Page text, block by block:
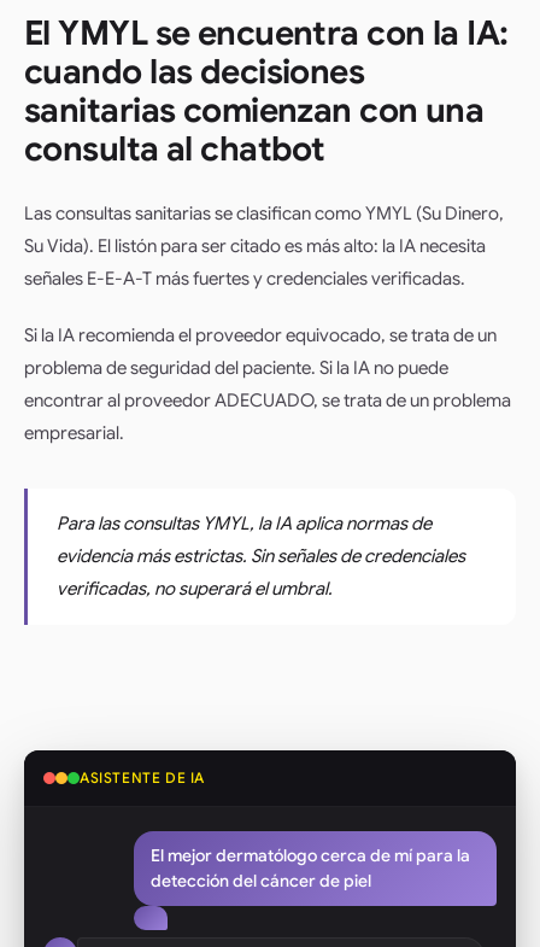
El YMYL se encuentra con la IA:
cuando las decisiones
sanitarias comienzan con una
consulta al chatbot
Las consultas sanitarias se clasifican como YMYL (Su Dinero,
Su Vida). El listón para ser citado es más alto: la IA necesita
señales E-E-A-T más fuertes y credenciales verificadas.
Si la IA recomienda el proveedor equivocado, se trata de un
problema de seguridad del paciente. Si la IA no puede
encontrar al proveedor ADECUADO, se trata de un problema
empresarial.
Para las consultas YMYL, la IA aplica normas de
evidencia más estrictas. Sin señales de credenciales
verificadas, no superará el umbral.
ASISTENTE DE IA
El mejor dermatólogo cerca de mí para la
detección del cáncer de piel